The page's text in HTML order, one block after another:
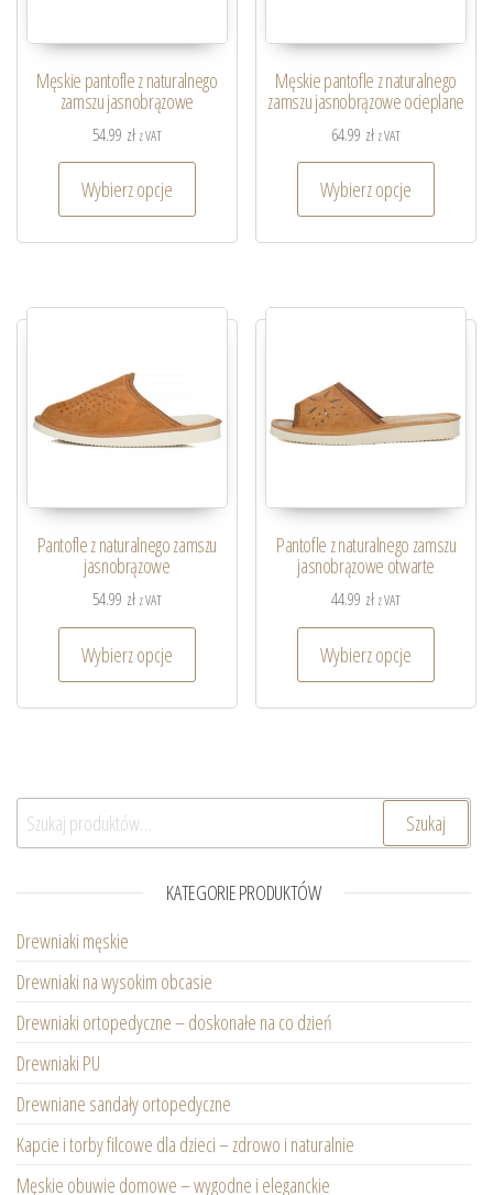
Męskie pantofle z naturalnego
zamszu jasnobrązowe
54.99 zł z VAT
Wybierz opcje
Męskie pantofle z naturalnego
zamszu jasnobrązowe ocieplane
64.99 zł z VAT
Wybierz opcje
Pantofle z naturalnego zamszu
jasnobrązowe
54.99 zł z VAT
Wybierz opcje
Pantofle z naturalnego zamszu
jasnobrązowe otwarte
44.99 zł z VAT
Wybierz opcje
Szukaj: Szukaj
KATEGORIE PRODUKTÓW
Drewniaki męskie
Drewniaki na wysokim obcasie
Drewniaki ortopedyczne – doskonałe na co dzień
Drewniaki PU
Drewniane sandały ortopedyczne
Kapcie i torby filcowe dla dzieci – zdrowo i naturalnie
Męskie obuwie domowe – wygodne i eleganckie